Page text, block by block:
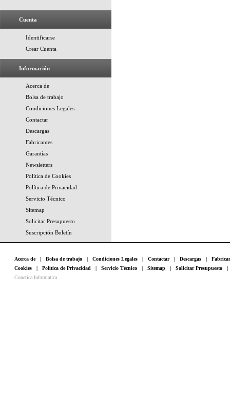
Cuenta
Identificarse
Crear Cuenta
Información
Acerca de
Bolsa de trabajo
Condiciones Legales
Contactar
Descargas
Fabricantes
Garantías
Newsletters
Política de Cookies
Política de Privacidad
Servicio Técnico
Sitemap
Solicitar Presupuesto
Suscripción Boletín
Acerca de| Bolsa de trabajo | Condiciones Legales | Contactar| Descargas |
Cookies | Política de Privacidad | Servicio Técnico | Sitemap | Solicitar Presupuesto
Conetica Informatica